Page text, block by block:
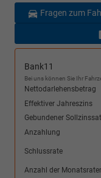
Fragen zum
Bank11
Bei uns können Sie Ihr
Nettodarlehensbetrag
Effektiver Jahreszins
Gebundener
Anzahlung
Schlussrate
Anzahl der